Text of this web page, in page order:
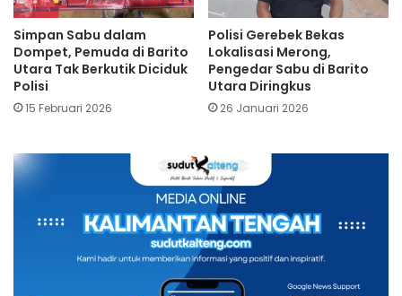
Simpan Sabu dalam
Dompet, Pemuda di Barito
Utara Tak Berkutik Diciduk
Polisi
15 Februari 2026
Polisi Gerebek Bekas
Lokalisasi Merong,
Pengedar Sabu di Barito
Utara Diringkus
26 Januari 2026